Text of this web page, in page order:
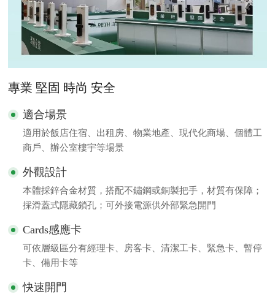
專業 堅固 時尚 安全
適合場景
適用於飯店住宿、出租房、物業地產、現代化商場、個體工
商戶、辦公室樓宇等場景
外觀設計
本體採鋅合金材質，搭配不鏽鋼或銅製把手，材質有保障；
採滑蓋式隱藏鎖孔；可外接電源供外部緊急開門
Cards感應卡
可依層級區分有經理卡、房客卡、清潔工卡、緊急卡、暫停
卡、備用卡等
快速開門